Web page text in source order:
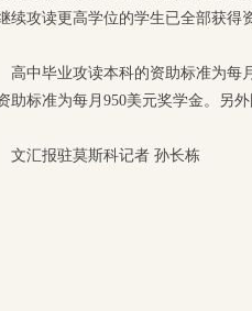
续攻读更高学位的学生已全部获得
高中毕业攻读本科的资助标准为每
助标准为每月950美元奖学金。另
文汇报驻莫斯科记者 孙长栋